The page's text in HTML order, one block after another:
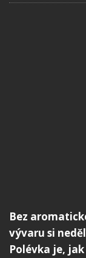
Bez
vývaru si
Polévka je,